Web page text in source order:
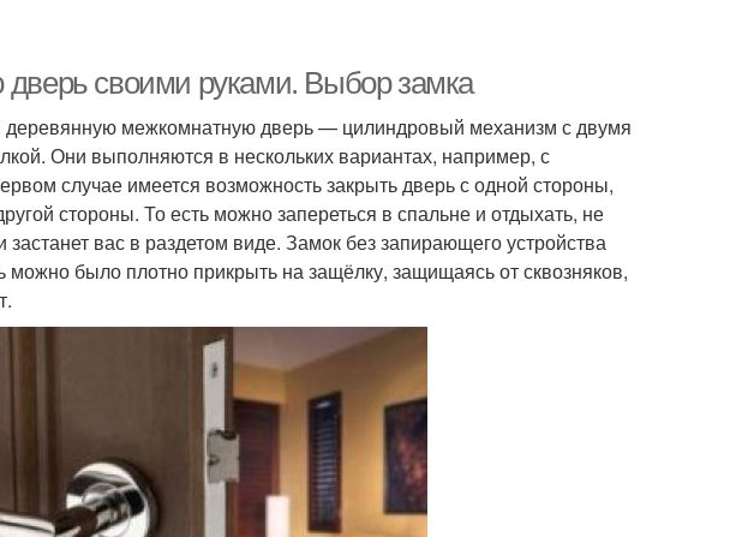
дверь своими руками. Выбор замка
межкомнатную дверь — цилиндровый механизм с двумя
Они выполняются в нескольких вариантах, например, с
случае имеется возможность закрыть дверь с одной стороны,
стороны. То есть можно запереться в спальне и отдыхать, не
застанет вас в раздетом виде. Замок без запирающего устройства
можно было плотно прикрыть на защёлку, защищаясь от сквозняков,